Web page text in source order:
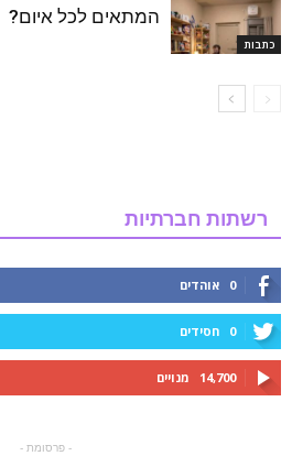
כתבות
המתאים לכל איום?
רשתות חברתיות
0 אוהדים
0 חסידים
14,700 מנויים
- פרסומת -